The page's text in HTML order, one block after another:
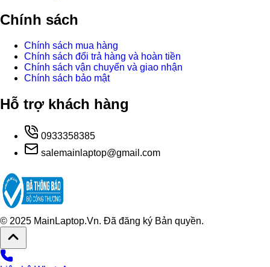
Chính sách
Chính sách mua hàng
Chính sách đổi trả hàng và hoàn tiền
Chính sách vận chuyển và giao nhận
Chính sách bảo mật
Hỗ trợ khách hàng
0933358385
salemainlaptop@gmail.com
© 2025 MainLaptop.Vn. Đã đăng ký Bản quyền.